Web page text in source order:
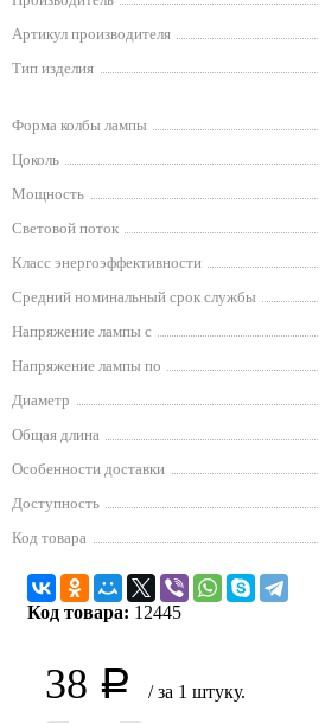
Артикул производителя
Тип изделия
Форма колбы лампы
Цоколь
Мощность
Световой поток
Класс энергоэффективности
Средний номинальный срок службы
Напряжение лампы с
Напряжение лампы по
Диаметр
Общая длина
Особенности доставки
Доступность
Код товара
Код товара: 12445
38 Р / за 1 штуку.